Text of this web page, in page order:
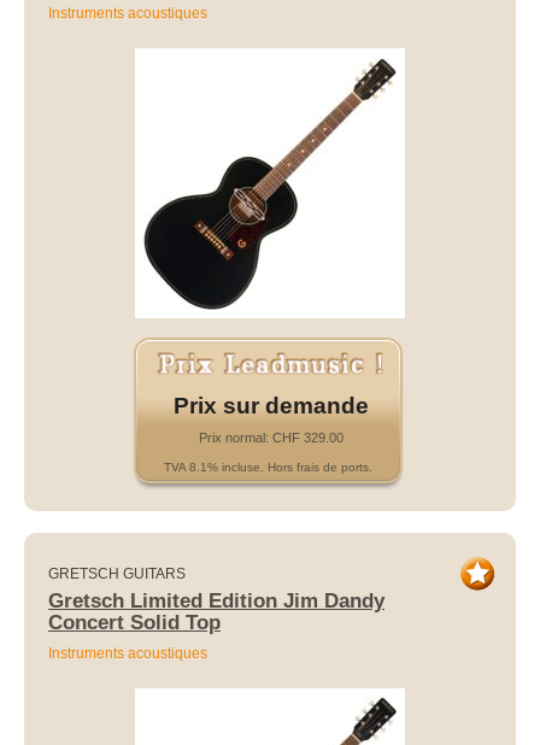
Instruments acoustiques
Prix sur demande
Prix normal: CHF 329.00
TVA 8.1% incluse. Hors frais de ports.
GRETSCH GUITARS
Gretsch Limited Edition Jim Dandy
Concert Solid Top
Instruments acoustiques